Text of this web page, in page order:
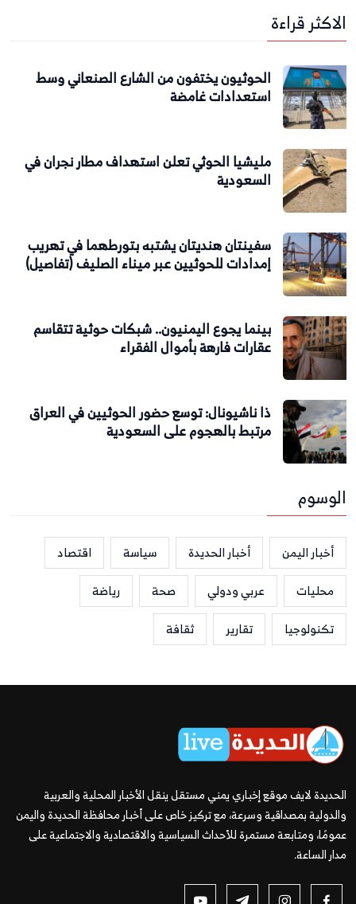
الاكثر قراءة
الحوثيون يختفون من الشارع الصنعاني وسط
استعدادات غامضة
مليشيا الحوثي تعلن استهداف مطار نجران في
السعودية
سفينتان هنديتان يشتبه بتورطهما في تهريب
إمدادات للحوثيين عبر ميناء الصليف (تفاصيل)
بينما يجوع اليمنيون.. شبكات حوثية تتقاسم
عقارات فارهة بأموال الفقراء
ذا ناشيونال: توسع حضور الحوثيين في العراق
مرتبط بالهجوم على السعودية
الوسوم
أخبار اليمن أخبار الحديدة سياسة
اقتصاد
محليات
عربي ودولي صحة
رياضة
تكنولوجيا
تقارير ثقافة
الحديدة لايف موقع إخباري يمني مستقل ينقل الأخبار المحلية والعربية
والدولية بمصداقية وسرعة، مع تركيز خاص على أخبار محافظة الحديدة واليمن
عمومًا، ومتابعة مستمرة للأحداث السياسية والاقتصادية والاجتماعية على
مدار الساعة.